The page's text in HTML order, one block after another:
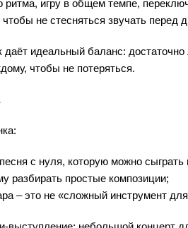
ритма, игру в общем темпе,
не стесняться звучать перед
даёт идеальный баланс:
чтобы не потеряться.
с нуля, которую можно сыграть
разбирать простые композиции;
– это не «сложный инструмент